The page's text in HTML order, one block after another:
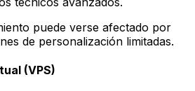
puede verse afectado por
de personalización limitadas.
(VPS)